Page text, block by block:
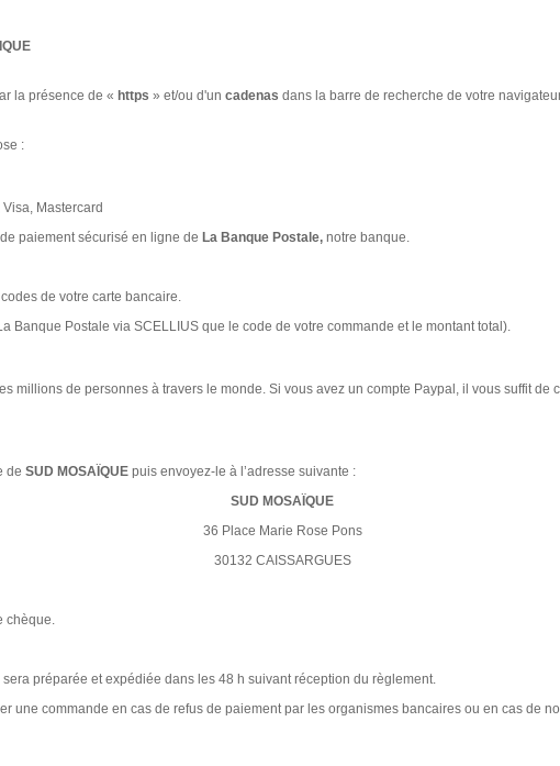
la présence de « https » et/ou d'un cadenas dans la barre de recherche de votre
:
Mastercard
de paiement sécurisé en ligne de La Banque Postale, notre banque.
de votre carte bancaire.
Banque Postale via SCELLIUS que le code de votre commande et le montant total).
millions de personnes à travers le monde. Si vous avez un compte Paypal, il vous suffit
de SUD MOSAÏQUE puis envoyez-le à l’adresse suivante :
SUD MOSAÏQUE
36 Place Marie Rose Pons
30132 CAISSARGUES
chèque.
préparée et expédiée dans les 48 h suivant réception du règlement.
une commande en cas de refus de paiement par les organismes bancaires ou en cas de